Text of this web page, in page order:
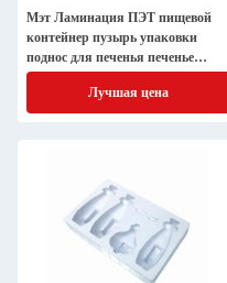
Мэт Ламинация ПЭТ пищевой
контейнер пузырь упаковки
поднос для печенья печенье
крекер
Лучшая цена